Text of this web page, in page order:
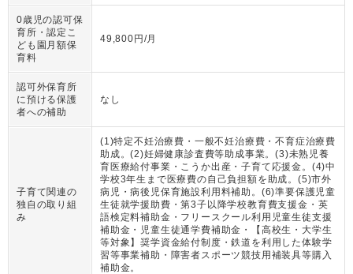
0歳児の認可保
育所・認定こ
ども園月額保
育料
49,800円/月
認可外保育所
に預ける保護
者への補助
なし
子育て関連の
独自の取り組
み
(1)特定不妊治療費・一般不妊治療費・不育症治療費
助成。(2)妊婦健康診査費等助成事業。(3)未熟児養
育医療給付事業・こうか出産・子育て応援金。(4)中
学校3年生まで医療費の自己負担額を助成。(5)市外
病児・病後児保育施設利用料補助。(6)準要保護児童
生徒就学援助費・第3子以降学校教育費支援金・英
語検定料補助金・フリースクール利用児童生徒支援
補助金・児童生徒通学費補助金・【高校生・大学生
等対象】奨学資金給付制度・鉄道を利用した体験学
習等事業補助・障害者スポーツ競技用補装具等購入
補助金。